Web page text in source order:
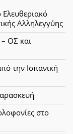
Αλληλεγγύης
ΟΣ και
την Ισπανική
στο